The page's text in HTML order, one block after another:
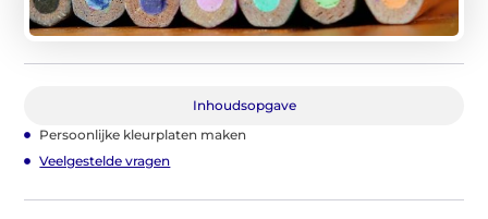
Inhoudsopgave
Persoonlijke kleurplaten maken
Veelgestelde vragen